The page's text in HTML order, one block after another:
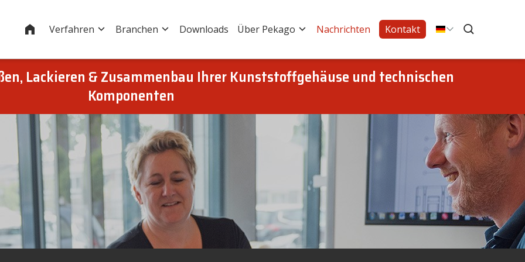
Startseite
Verfahren Branchen Downloads Über Pekago Nachrichten Kontakt
Lackieren & Zusammenbau Ihrer Kunststoffgehäuse und technischen
Komponenten